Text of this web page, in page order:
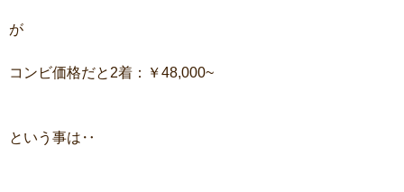
が
コンビ価格だと2着：￥48,000~
という事は‥